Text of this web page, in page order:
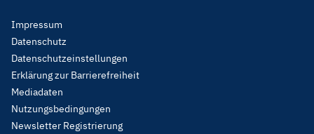
Footer
Menu
Legal
Impressum
Datenschutz
Datenschutzeinstellungen
Erklärung zur Barrierefreiheit
Mediadaten
Nutzungsbedingungen
Newsletter Registrierung